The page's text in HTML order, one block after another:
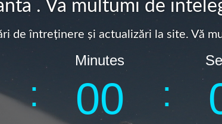
. Va multumi de
de întreținere și actualizări la site. Vă
: :
Minutes